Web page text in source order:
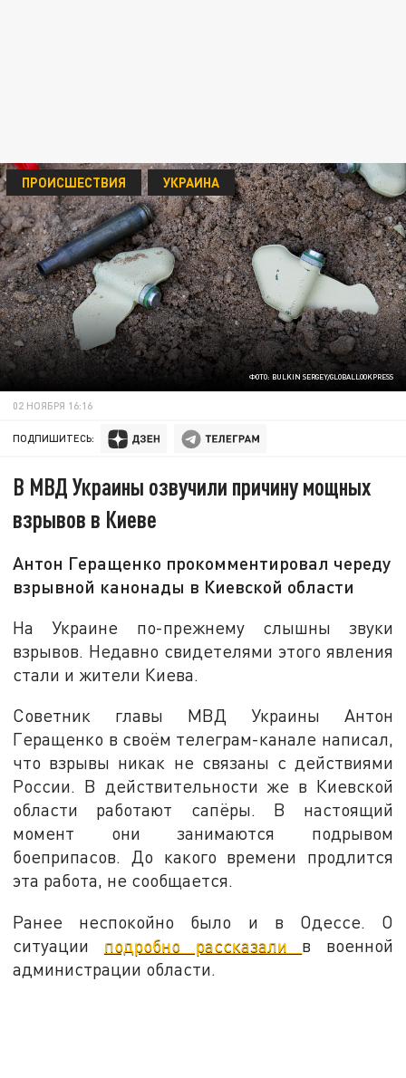
ФОТО: BULKIN SERGEY/GLOBALLOOKPRESS
ПРОИСШЕСТВИЯ УКРАИНА
02 НОЯБРЯ 16:16
ПОДПИШИТЕСЬ:
В МВД Украины озвучили причину мощных
взрывов в Киеве
Антон Геращенко прокомментировал череду
взрывной канонады в Киевской области
На Украине по-прежнему слышны звуки
взрывов. Недавно свидетелями этого явления
стали и жители Киева.
Советник главы МВД Украины Антон
Геращенко в своём телеграм-канале написал,
что взрывы никак не связаны с действиями
России. В действительности же в Киевской
области работают сапёры. В настоящий
момент они занимаются подрывом
боеприпасов. До какого времени продлится
эта работа, не сообщается.
Ранее неспокойно было и в Одессе. О
ситуации подробно рассказали в военной
администрации области.